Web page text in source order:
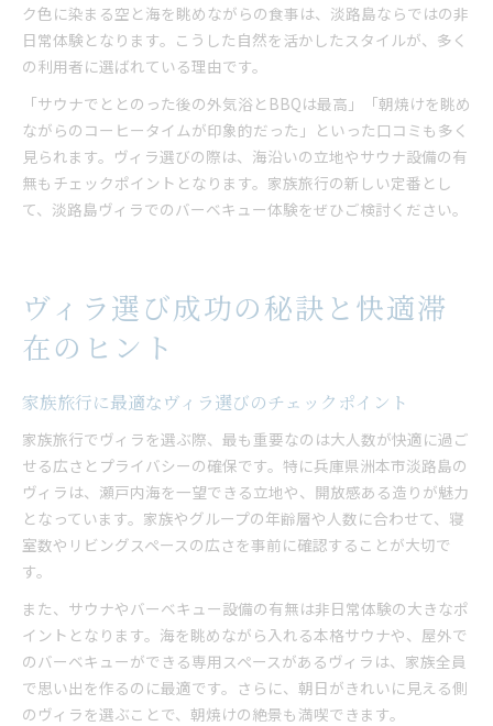
ク色に染まる空と海を眺めながらの食事は、淡路島ならではの非
日常体験となります。こうした自然を活かしたスタイルが、多く
の利用者に選ばれている理由です。
「サウナでととのった後の外気浴とBBQは最高」「朝焼けを眺め
ながらのコーヒータイムが印象的だった」といった口コミも多く
見られます。ヴィラ選びの際は、海沿いの立地やサウナ設備の有
無もチェックポイントとなります。家族旅行の新しい定番とし
て、淡路島ヴィラでのバーベキュー体験をぜひご検討ください。
ヴィラ選び成功の秘訣と快適滞
在のヒント
家族旅行に最適なヴィラ選びのチェックポイント
家族旅行でヴィラを選ぶ際、最も重要なのは大人数が快適に過ご
せる広さとプライバシーの確保です。特に兵庫県洲本市淡路島の
ヴィラは、瀬戸内海を一望できる立地や、開放感ある造りが魅力
となっています。家族やグループの年齢層や人数に合わせて、寝
室数やリビングスペースの広さを事前に確認することが大切で
す。
また、サウナやバーベキュー設備の有無は非日常体験の大きなポ
イントとなります。海を眺めながら入れる本格サウナや、屋外で
のバーベキューができる専用スペースがあるヴィラは、家族全員
で思い出を作るのに最適です。さらに、朝日がきれいに見える側
のヴィラを選ぶことで、朝焼けの絶景も満喫できます。